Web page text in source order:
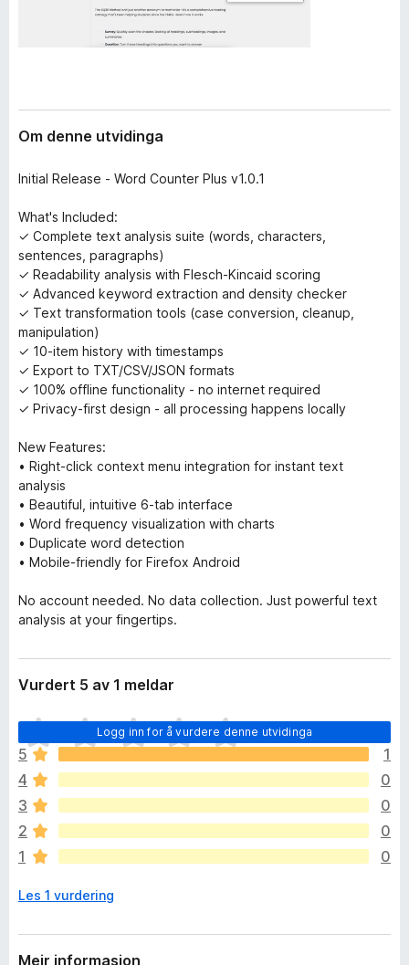
Om denne utvidinga
Initial Release - Word Counter Plus v1.0.1
What's Included:
✓ Complete text analysis suite (words, characters,
sentences, paragraphs)
✓ Readability analysis with Flesch-Kincaid scoring
✓ Advanced keyword extraction and density checker
✓ Text transformation tools (case conversion, cleanup,
manipulation)
✓ 10-item history with timestamps
✓ Export to TXT/CSV/JSON formats
✓ 100% offline functionality - no internet required
✓ Privacy-first design - all processing happens locally
New Features:
• Right-click context menu integration for instant text
analysis
• Beautiful, intuitive 6-tab interface
• Word frequency visualization with charts
• Duplicate word detection
• Mobile-friendly for Firefox Android
No account needed. No data collection. Just powerful text
analysis at your fingertips.
Vurdert 5 av 1 meldar
Logg inn for å vurdere denne utvidinga
I
n
g
e
n
v
u
r
e
i
n
5
1
4
0
3
0
2
0
1
0
Les 1 vurdering
Meir informasjon